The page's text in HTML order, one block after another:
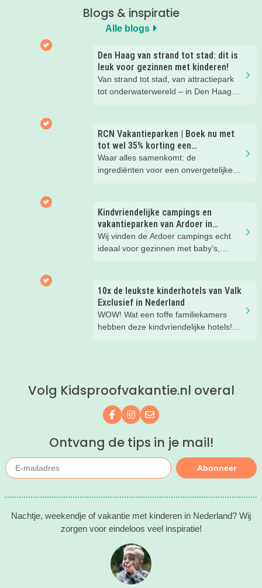
Blogs & inspiratie
Alle blogs
Den Haag van strand tot stad: dit is
leuk voor gezinnen met kinderen!
Van strand tot stad, van attractiepark
tot onderwaterwereld – in Den Haag
ontspannen met een lekkere lunch op
het strand en een duik in zee. Heerlijk!
RCN Vakantieparken | Boek nu met
tot wel 35% korting een
zomervakantie!
Waar alles samenkomt: de
ingrediënten voor een onvergetelijke
Kindvriendelijke campings en
vakantieparken van Ardoer in
Nederland
Wij vinden de Ardoer campings echt
ideaal voor gezinnen met baby’s,
10x de leukste kinderhotels van Valk
Exclusief in Nederland
WOW! Wat een toffe familiekamers
hebben deze kindvriendelijke hotels!
kind(eren).
Volg Kidsproofvakantie.nl overal
Volg ons op Facebook
Volg ons op Instagram
Mail ons
Ontvang de tips in je mail!
Abonneer
Nachtje, weekendje of vakantie met kinderen in Nederland? Wij
zorgen voor eindeloos veel inspiratie!